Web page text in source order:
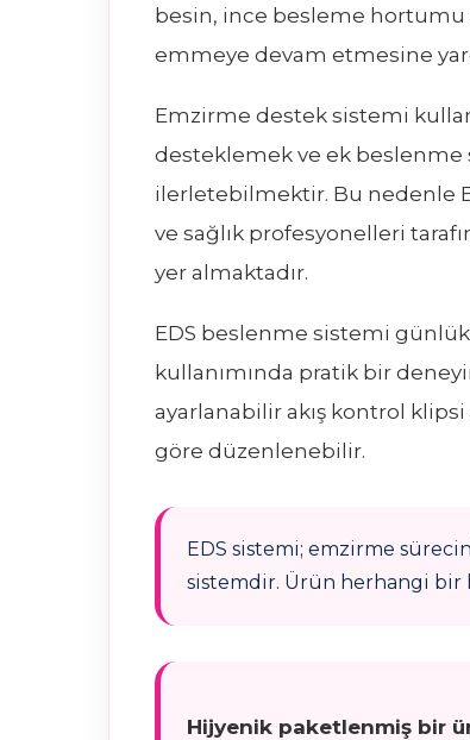
besin, ince besleme hortumu
emmeye devam etmesine
Emzirme destek sistemi
desteklemek ve ek
ilerletebilmektir. Bu nedenle
ve sağlık profesyonelleri
yer almaktadır.
EDS beslenme sistemi günlük
kullanımında pratik bir
ayarlanabilir akış kontrol klipsi
göre düzenlenebilir.
EDS sistemi; emzirme
sistemdir. Ürün herhangi bir
Hijyenik paketlenmiş bir